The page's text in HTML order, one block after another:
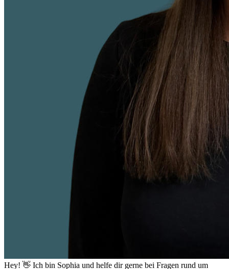
Hey! 👋 Ich bin Sophia und helfe dir gerne bei Fragen rund um